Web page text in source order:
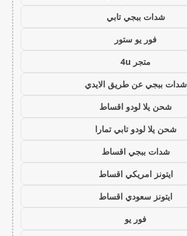
شدات ببجي تابي
فور يو ستور
متجر 4u
شدات ببجي عن طريق الايدي
شحن يلا لودو اقساط
شحن يلا لودو تابي تمارا
شدات ببجي اقساط
ايتونز امريكي اقساط
ايتونز سعودي اقساط
فور يو